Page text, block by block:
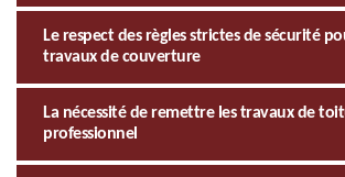
Le respect des règles strictes de sécurité
travaux de couverture
La nécessité de remettre les travaux de
professionnel